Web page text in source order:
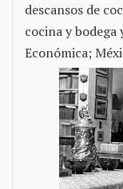
descansos de
cocina y
Económica;